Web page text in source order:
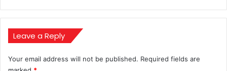
in
Test
match
in
Perth
Leave a Reply
Your email address will not be published. Required fields are